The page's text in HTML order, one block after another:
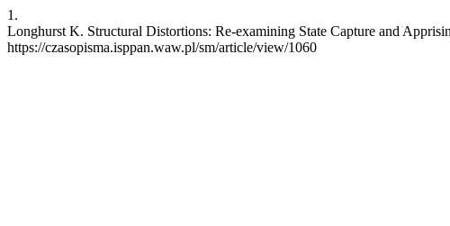
1.
Longhurst K. Structural Distortions: Re-examining State Capture and
https://czasopisma.isppan.waw.pl/sm/article/view/1060